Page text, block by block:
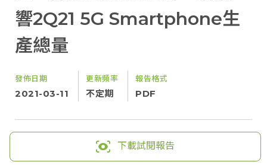
響2Q21 5G Smartphone生
產總量
發佈日期
2021-03-11
更新頻率
不定期
報告格式
PDF
下載試閱報告